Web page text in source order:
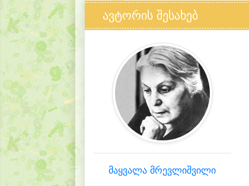
ავტორის შესახებ
მაყვალა მრევლიშვილი